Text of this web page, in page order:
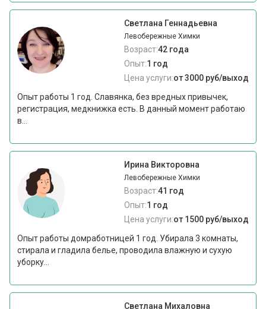
Светлана Геннадьевна
Левобережные Химки
Возраст:42 года
Опыт:1 год
Цена услуги:от 3000 руб/выход
Опыт работы 1 год. Славянка, без вредных привычек,
регистрация, медкнижка есть. В данный момент работаю
в...
Ирина Викторовна
Левобережные Химки
Возраст:41 год
Опыт:1 год
Цена услуги:от 1500 руб/выход
Опыт работы домработницей 1 год. Убирала 3 комнаты,
стирала и гладила белье, проводила влажную и сухую
уборку...
Светлана Михаловна